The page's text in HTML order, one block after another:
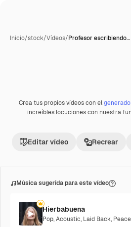
Inicio/stock/Vídeos/Profesor escribiendo…
Premium
Crea tus propios vídeos con el
increíbles locuciones con nuestra
Editar vídeo Recrear
Música sugerida para este vídeo
Hierbabuena
Pop,Acoustic, Laid Back,